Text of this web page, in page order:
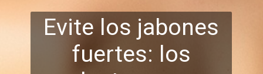
Evite los jabones
fuertes: los